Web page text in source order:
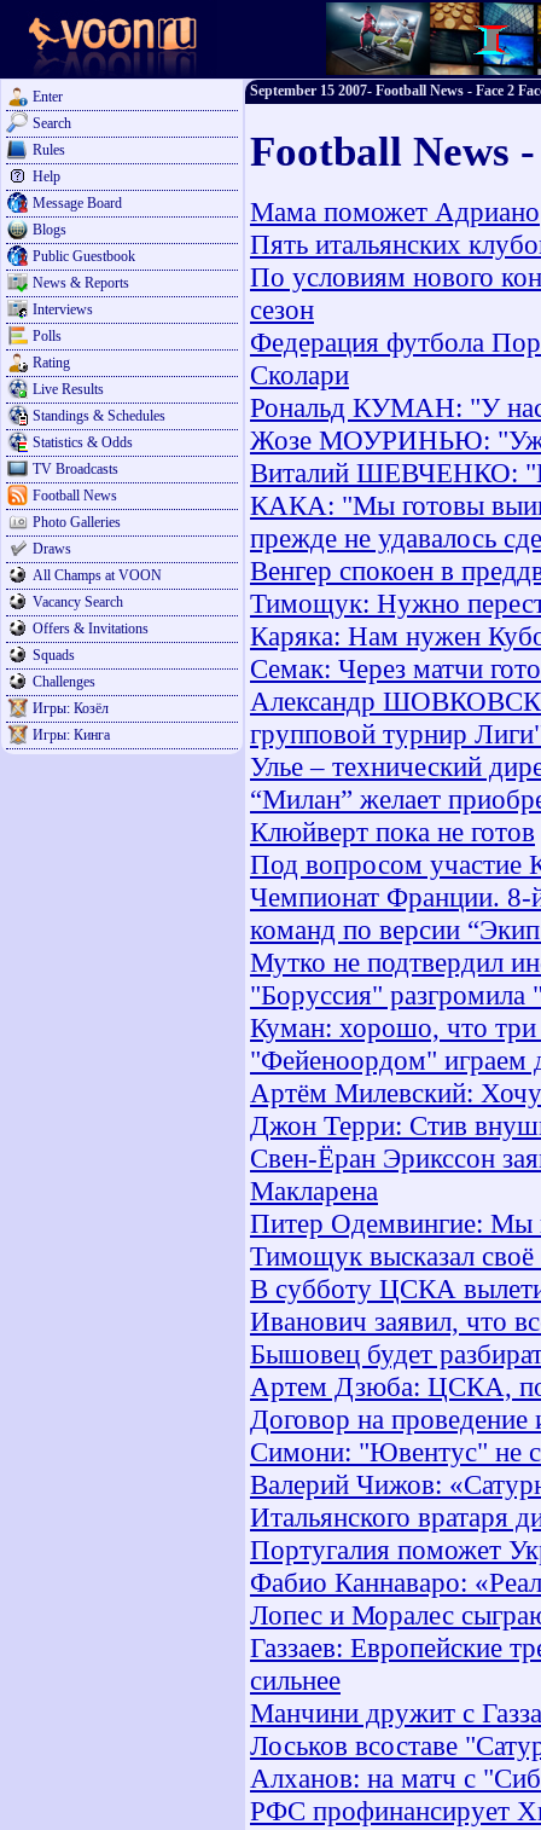
Enter
Search
Rules
Help
Message Board
Blogs
Public Guestbook
News & Reports
Interviews
Polls
Rating
Live Results
Standings & Schedules
Statistics & Odds
TV Broadcasts
Football News
Photo Galleries
Draws
All Champs at VOON
Vacancy Search
Offers & Invitations
Squads
Challenges
Игры: Козёл
Игры: Кинга
September 15 2007- Football News - Face 2
Football News
Мама поможет Адриано
Пять итальянских
По условиям нового
сезон
Федерация футбола
Сколари
Рональд КУМАН: "У
Жозе МОУРИНЬЮ: "Уже
Виталий ШЕВЧЕНКО:
КАКА: "Мы готовы
прежде не удавалось
Венгер спокоен в
Тимощук: Нужно
Каряка: Нам нужен
Семак: Через матчи
Александр
групповой турнир
Улье – технический
“Милан” желает
Клюйверт пока не готов
Под вопросом участие
Чемпионат Франции. 8-
команд по версии
Мутко не подтвердил
"Боруссия" разгромила
Куман: хорошо, что
"Фейеноордом" играем
Артём Милевский:
Джон Терри: Стив
Свен-Ёран Эрикссон
Макларена
Питер Одемвингие: Мы
Тимощук высказал
В субботу ЦСКА
Иванович заявил, что
Бышовец будет
Артем Дзюба: ЦСКА,
Договор на
Симони: "Ювентус" не
Валерий Чижов:
Итальянского вратаря
Португалия поможет
Фабио Каннаваро:
Лопес и Моралес
Газзаев: Европейские
сильнее
Манчини дружит с
Лоськов всоставе
Алханов: на матч с
РФС профинансирует